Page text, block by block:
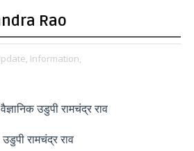
Rao
Information,
उडुपी रामचंद्र राव
उडुपी रामचंद्र राव